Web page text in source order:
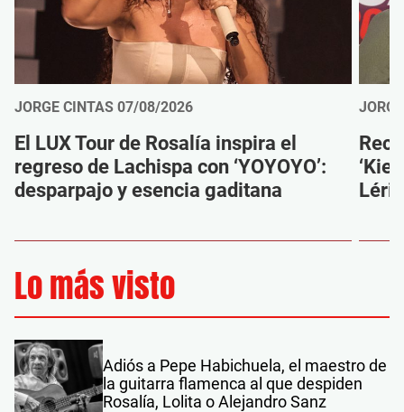
JORGE CINTAS 07/08/2026
El LUX Tour de Rosalía inspira el
regreso de Lachispa con ‘YOYOYO’:
desparpajo y esencia gaditana
Lo más visto
Adiós a Pepe Habichuela, el maestro de
la guitarra flamenca al que despiden
Rosalía, Lolita o Alejandro Sanz